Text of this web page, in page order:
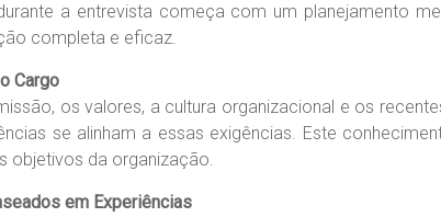
a entrevista começa com um planejamento
completa e eficaz.
Cargo
os valores, a cultura organizacional e os
se alinham a essas exigências. Este
objetivos da organização.
em Experiências